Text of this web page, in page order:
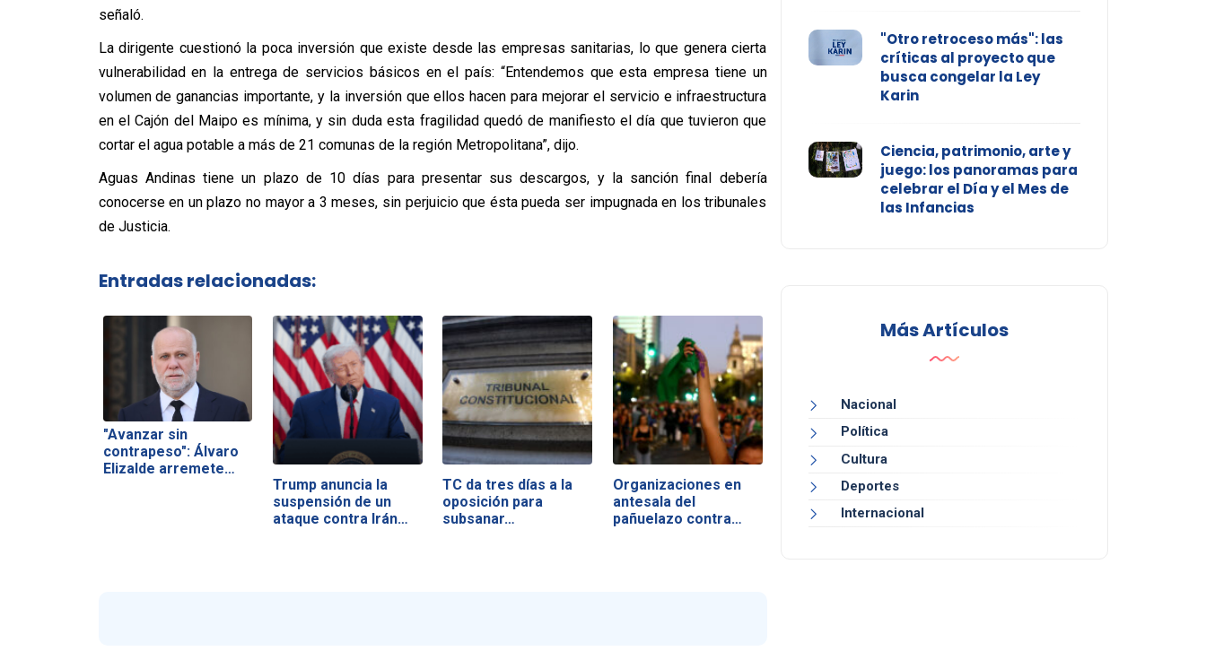
señaló.
La dirigente cuestionó la poca inversión que existe desde las empresas sanitarias, lo que genera cierta
vulnerabilidad en la entrega de servicios básicos en el país: “Entendemos que esta empresa tiene un
volumen de ganancias importante, y la inversión que ellos hacen para mejorar el servicio e infraestructura
en el Cajón del Maipo es mínima, y sin duda esta fragilidad quedó de manifiesto el día que tuvieron que
cortar el agua potable a más de 21 comunas de la región Metropolitana”, dijo.
Aguas Andinas tiene un plazo de 10 días para presentar sus descargos, y la sanción final debería
conocerse en un plazo no mayor a 3 meses, sin perjuicio que ésta pueda ser impugnada en los tribunales
de Justicia.
Entradas relacionadas:
"Avanzar sin
contrapeso": Álvaro
Elizalde arremete…
Trump anuncia la
suspensión de un
ataque contra Irán…
TC da tres días a la
oposición para
subsanar…
Organizaciones en
antesala del
pañuelazo contra…
"Otro retroceso más": las
críticas al proyecto que
busca congelar la Ley
Karin
Ciencia, patrimonio, arte y
juego: los panoramas para
celebrar el Día y el Mes de
las Infancias
Más Artículos
Nacional
Política
Cultura
Deportes
Internacional